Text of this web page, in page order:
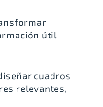
útil
cuadros
relevantes,